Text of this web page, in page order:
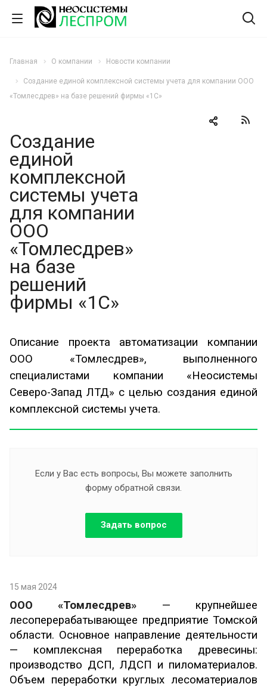
Главная О компании Новости компании
Создание единой комплексной системы учета для компании ООО
«Томлесдрев» на базе решений фирмы «1С»
Создание
единой
комплексной
системы учета
для компании
ООО
«Томлесдрев»
на базе
решений
фирмы «1С»
Описание проекта автоматизации компании
ООО «Томлесдрев», выполненного
специалистами компании «Неосистемы
Северо-Запад ЛТД» с целью создания единой
комплексной системы учета.
Если у Вас есть вопросы, Вы можете заполнить
форму обратной связи.
Задать вопрос
15 мая 2024
ООО «Томлесдрев» — крупнейшее
лесоперерабатывающее предприятие Томской
области. Основное направление деятельности
— комплексная переработка древесины:
производство ДСП, ЛДСП и пиломатериалов.
Объем переработки круглых лесоматериалов